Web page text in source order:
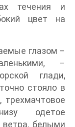
течения и
цвет на
глазом –
–
глади,
стояло в
трехмачтовое
одетое
белыми